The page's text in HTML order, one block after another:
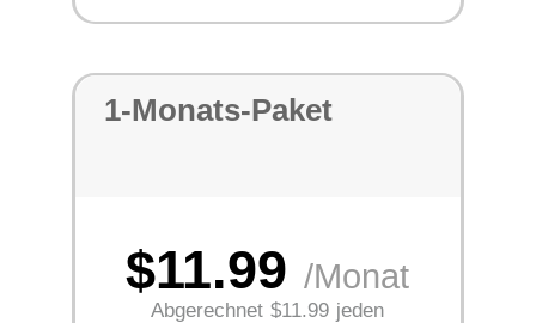
1-Monats-Paket
$11.99/Monat
Abgerechnet$11.99 jeden